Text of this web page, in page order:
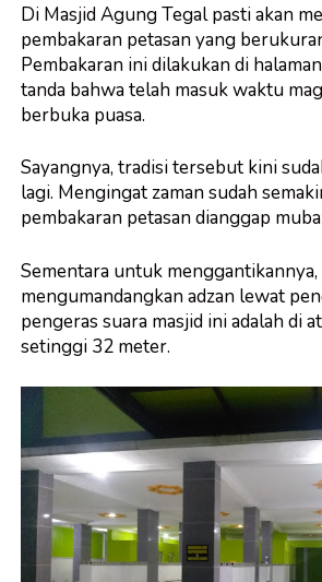
Di Masjid Agung Tegal pasti akan
pembakaran petasan yang
Pembakaran ini dilakukan di
tanda bahwa telah masuk waktu
berbuka puasa.
Sayangnya, tradisi tersebut kini
lagi. Mengingat zaman sudah
pembakaran petasan dianggap
Sementara untuk
mengumandangkan adzan lewat
pengeras suara masjid ini adalah di
setinggi 32 meter.